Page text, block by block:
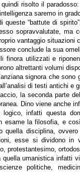
risolto il
saremo in
queste “battute di
sopravvalutate, ma
vantaggio situazioni
conclude la sua
finora utilizzati e
altrettanti volumi
signora che
di testi antichi e
la seconda parte
Dino viene anche
infatti questa
esame la filosofia, e
quella disciplina,
esse si dividono in
protestantesimo,
umanistica infatti
politiche,